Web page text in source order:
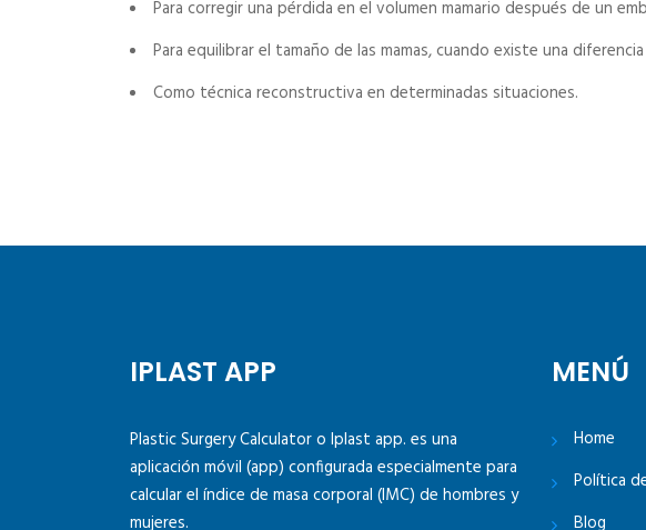
Para corregir una pérdida en el volumen mamario después de un
Para equilibrar el tamaño de las mamas, cuando existe una
Como técnica reconstructiva en determinadas situaciones.
IPLAST APP
Plastic Surgery Calculator o Iplast app. es una
aplicación móvil (app) configurada especialmente para
calcular el índice de masa corporal (IMC) de hombres y
mujeres.
MENÚ
Home
Política
Blog